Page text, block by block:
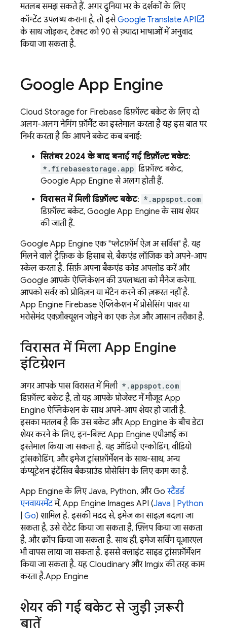
मतलब समझ सकते हैं. अगर दुनिया भर के दर्शकों के लिए
कॉन्टेंट उपलब्ध कराना है, तो इसेGoogle Translate API
के साथ जोड़कर, टेक्स्ट को 90 से ज़्यादा भाषाओं में अनुवाद
किया जा सकता है.
Google App Engine
Cloud Storage for Firebase डिफ़ॉल्ट बकेट के लिए दो
अलग-अलग नेमिंग फ़ॉर्मैट का इस्तेमाल करता है यह इस बात पर
निर्भर करता है कि आपने बकेट कब बनाई:
सितंबर 2024 के बाद बनाई गई डिफ़ॉल्ट बकेट:
*.firebasestorage.app डिफ़ॉल्ट बकेट,
Google App Engineसे अलग होती हैं.
विरासत में मिली डिफ़ॉल्ट बकेट: *.appspot.com
डिफ़ॉल्ट बकेट, Google App Engineके साथ शेयर
की जाती हैं.
Google App Engine एक "प्लेटफ़ॉर्म ऐज़ अ सर्विस" है. यह
मिलने वाले ट्रैफ़िक के हिसाब से, बैकएंड लॉजिक को अपने-आप
स्केल करता है. सिर्फ़ अपना बैकएंड कोड अपलोड करें और
Google आपके ऐप्लिकेशन की उपलब्धता को मैनेज करेगा.
आपको सर्वर को प्रोविज़न या मेंटेन करने की ज़रूरत नहीं है.
App Engine Firebase ऐप्लिकेशन में प्रोसेसिंग पावर या
भरोसेमंद एक्ज़ीक्यूशन जोड़ने का एक तेज़ और आसान तरीका है.
विरासत में मिलाApp Engine
इंटिग्रेशन
अगर आपके पास विरासत में मिली *.appspot.com
डिफ़ॉल्ट बकेट है, तो यह आपके प्रोजेक्ट में मौजूद App
Engine ऐप्लिकेशन के साथ अपने-आप शेयर हो जाती है.
इसका मतलब है कि उस बकेट औरApp Engineके बीच डेटा
शेयर करने के लिए, इन-बिल्टApp Engine एपीआई का
इस्तेमाल किया जा सकता है. यह ऑडियो एन्कोडिंग, वीडियो
ट्रांसकोडिंग, और इमेज ट्रांसफ़ॉर्मेशन के साथ-साथ, अन्य
कंप्यूटेशन इंटेंसिव बैकग्राउंड प्रोसेसिंग के लिए काम का है.
App Engine के लिए Java, Python, और Go स्टैंडर्ड
एनवायरमेंटमें, App Engine Images API (Java
Python
Go) शामिल है. इसकी मदद से, इमेज का साइज़ बदला जा
सकता है, उसे रोटेट किया जा सकता है, फ़्लिप किया जा सकता
है, और क्रॉप किया जा सकता है. साथ ही, इमेज सर्विंग यूआरएल
भी वापस लाया जा सकता है. इससे क्लाइंट साइड ट्रांसफ़ॉर्मेशन
किया जा सकता है. यह Cloudinary और Imgix की तरह काम
करता है.App Engine
शेयर की गई बकेट से जुड़ी ज़रूरी
बातें